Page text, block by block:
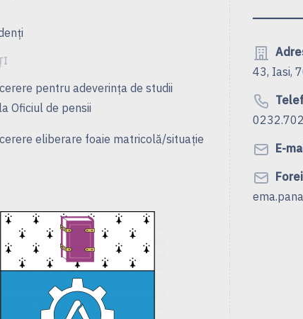
pentru adeverința de studii
Oficiul de pensii
eliberare foaie matricolă/situație
43, Iasi,
E-